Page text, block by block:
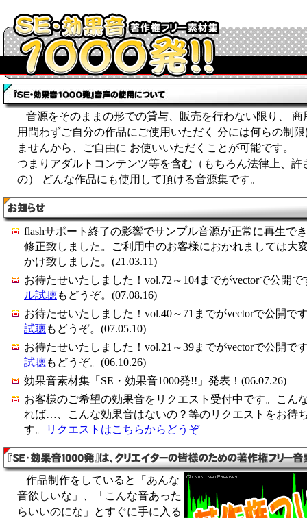
音源をそのままの形での貸与、販売を行わない限り、 商
用問わずご自分の作品にご使用いただく 分には何らの制
ませんから、ご自由に お使いいただくことが可能です。
つまりアダルトコンテンツ等を含む（もちろん法律上、許
の） どんな作品にも使用して頂ける音源集です。
flashサポート終了の影響でサンプル音源が正常に再生で
修正致しました。ご利用中のお客様におかれましては大
かけ致しました。(21.03.11)
お待たせいたしました！vol.72～104までがvectorで公開で
ル試聴もどうぞ。(07.08.16)
お待たせいたしました！vol.40～71までがvectorで公開で
試聴もどうぞ。(07.05.10)
お待たせいたしました！vol.21～39までがvectorで公開で
試聴もどうぞ。(06.10.26)
効果音素材集「SE・効果音1000発!!」発表！(06.07.26)
お客様のご希望の効果音をリクエスト受付中です。こん
れば…、こんな効果音はないの？等のリクエストをお待
す。
リクエストはこちらからどうぞ
作品制作をしていると「あんな
音欲しいな」、「こんな音あった
らいいのにな」とすぐに手に入る